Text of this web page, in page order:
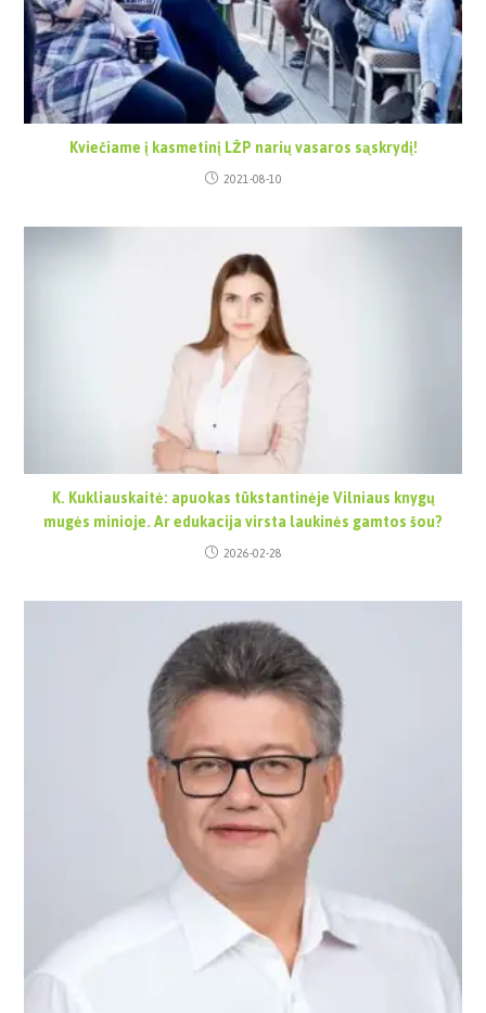
Kviečiame į kasmetinį LŽP narių vasaros sąskrydį!
2021-08-10
K. Kukliauskaitė: apuokas tūkstantinėje Vilniaus knygų
mugės minioje. Ar edukacija virsta laukinės gamtos šou?
2026-02-28